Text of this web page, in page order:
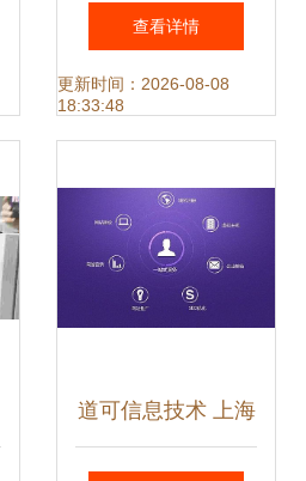
公司 网站建设 网
站优化微信营销 后
图片,广州专业网站
建设公司 网站建设
后期维护 云算宝系
查看详情
更新时间：2026-08-08
18:33:48
道可信息技术 上海